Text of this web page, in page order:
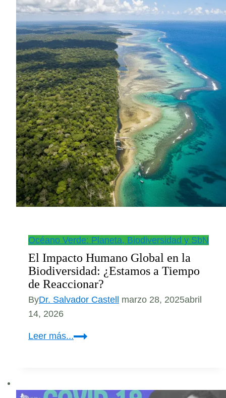
Océano Verde: Planeta, Biodiversidad y SbN
El Impacto Humano Global en la
Biodiversidad: ¿Estamos a Tiempo
de Reaccionar?
ByDr. Salvador Castell marzo 28, 2025abril
14, 2026
Leer más...El
en